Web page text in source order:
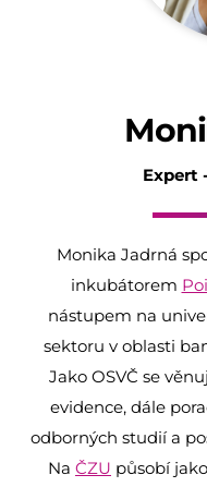
Expert
Monika Jadrná
inkubátorem
nástupem na
sektoru v oblasti
Jako OSVČ se
evidence, dále
odborných studií a
Na ČZU působí